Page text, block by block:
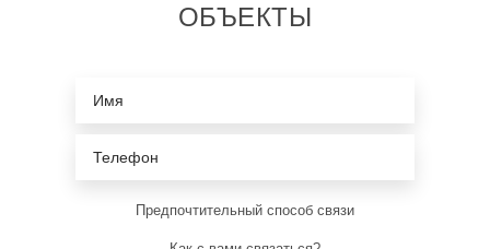
ОБЪЕКТЫ
Предпочтительный способ связи